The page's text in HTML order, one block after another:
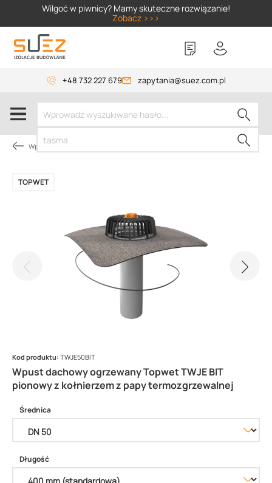
Wilgoć w piwnicy? Mamy skuteczne rozwiązanie!
Zobacz >>>
+48 732 227 679 zapytania@suez.com.pl
Wpusty i akcesoria
Wpust dachowy ogrzewany Topwet TWJE BIT
pionowy z kołnierzem z papy termozgrzewalnej
TOPWET
Kod produktu: TWJE50BIT
Średnica
Długość